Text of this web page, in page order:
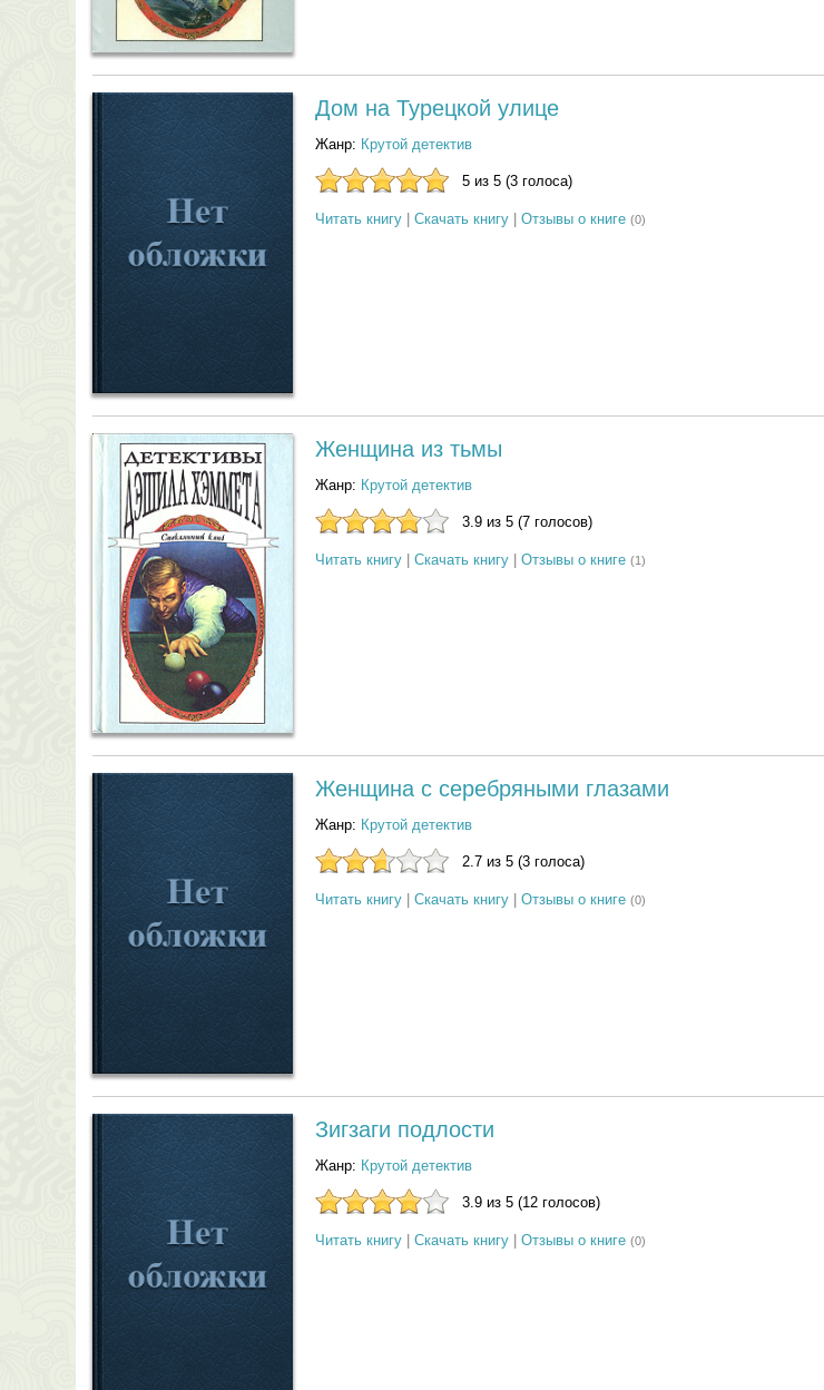
Дом на Турецкой улице
Жанр: Крутой детектив
5 из 5 (3 голоса)
Читать книгу| Скачать книгу| Отзывы о книге (0)
Женщина из тьмы
Жанр: Крутой детектив
3.9 из 5 (7 голосов)
Читать книгу| Скачать книгу| Отзывы о книге (1)
Женщина с серебряными глазами
Жанр: Крутой детектив
2.7 из 5 (3 голоса)
Читать книгу| Скачать книгу| Отзывы о книге (0)
Зигзаги подлости
Жанр: Крутой детектив
3.9 из 5 (12 голосов)
Читать книгу| Скачать книгу| Отзывы о книге (0)